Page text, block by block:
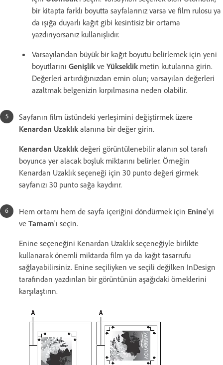
bir kitapta farklı boyutta sayfalarınız varsa ve film rulosu ya
da ışığa duyarlı kağıt gibi kesintisiz bir ortama
yazdırıyorsanız kullanışlıdır.
Varsayılandan büyük bir kağıt boyutu belirlemek için yeni
boyutlarını Genişlik ve Yükseklik metin kutularına girin.
Değerleri artırdığınızdan emin olun; varsayılan değerleri
azaltmak belgenizin kırpılmasına neden olabilir.
Sayfanın film üstündeki yerleşimini değiştirmek üzere
Kenardan Uzaklık alanına bir değer girin.
Kenardan Uzaklık değeri görüntülenebilir alanın sol tarafı
boyunca yer alacak boşluk miktarını belirler. Örneğin
Kenardan Uzaklık seçeneği için 30 punto değeri girmek
sayfanızı 30 punto sağa kaydırır.
Hem ortamı hem de sayfa içeriğini döndürmek için Enine'yi
ve Tamam'ı seçin.
Enine seçeneğini Kenardan Uzaklık seçeneğiyle birlikte
kullanarak önemli miktarda film ya da kağıt tasarrufu
sağlayabilirsiniz. Enine seçiliyken ve seçili değilken InDesign
tarafından yazdırılan bir görüntünün aşağıdaki örneklerini
karşılaştırın.